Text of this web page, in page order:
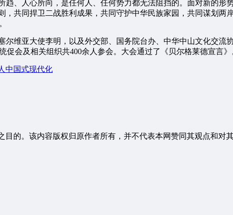
趋、人心所向，是任何人、任何势力都无法阻挡的。面对新的
，共同捍卫二战胜利成果，共同守护中华民族家园，共同谋划
尔维亚大使李明，以及外交部、国务院台办、中华中山文化交
促会及相关组织共400余人参会。大会通过了《贝尔格莱德宣言》
中国式现代化
目的。该内容版权归原作者所有，并不代表本网赞同其观点和